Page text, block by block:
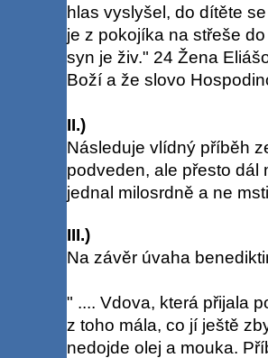
hlas vyslyšel, do dítěte
je z pokojíka na střeše
syn je živ." 24 Žena
Boží a že slovo
II.)
Následuje vlídný příběh
podveden, ale přesto dál
jednal milosrdně a ne
III.)
Na závěr úvaha
" .... Vdova, která přijala
z toho mála, co jí ještě
nedojde olej a mouka.